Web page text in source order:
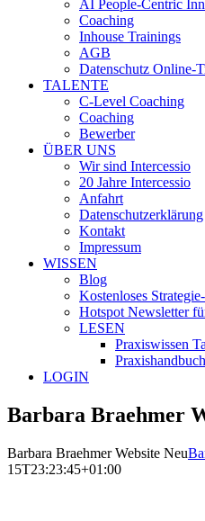
AI People-Centric
Coaching
Inhouse Trainings
AGB
Datenschutz Online-
TALENTE
C-Level Coaching
Coaching
Bewerber
ÜBER UNS
Wir sind Intercessio
20 Jahre Intercessio
Anfahrt
Datenschutzerklärung
Kontakt
Impressum
WISSEN
Blog
Kostenloses
Hotspot Newsletter
LESEN
Praxiswissen
LOGIN
Barbara Braehmer
Barbara Braehmer Website Neu
15T23:23:45+01:00